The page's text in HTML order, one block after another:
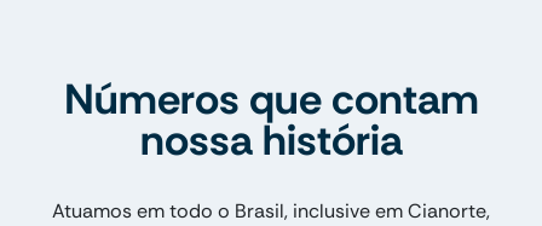
Números que contam
nossa história
Atuamos em todo o Brasil, inclusive em Cianorte,